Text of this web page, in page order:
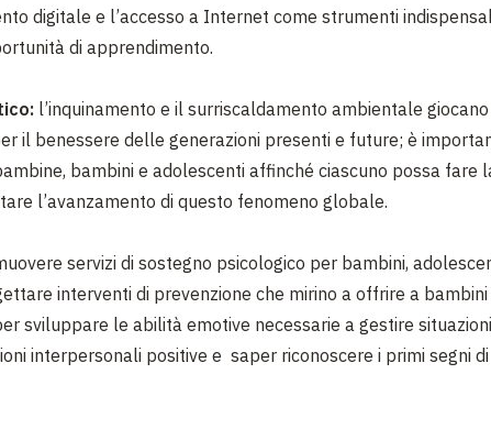
digitale e l’accesso a Internet come strumenti
di apprendimento.
l’inquinamento e il surriscaldamento ambientale
il benessere delle generazioni presenti e future; è
bambini e adolescenti affinché ciascuno possa fare
l’avanzamento di questo fenomeno globale.
servizi di sostegno psicologico per bambini,
interventi di prevenzione che mirino a offrire a bambini
sviluppare le abilità emotive necessarie a gestire situazioni
interpersonali positive e saper riconoscere i primi segni di